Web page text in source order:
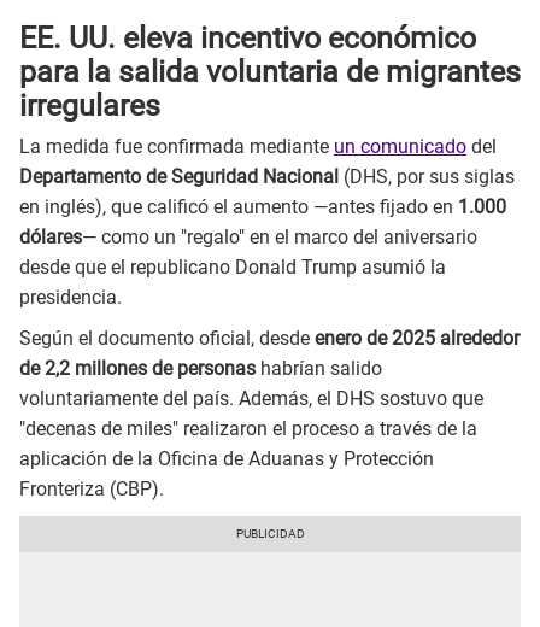
EE. UU. eleva incentivo económico
para la salida voluntaria de migrantes
irregulares
La medida fue confirmada mediante un comunicado del
Departamento de Seguridad Nacional (DHS, por sus siglas
en inglés), que calificó el aumento —antes fijado en 1.000
dólares— como un "regalo" en el marco del aniversario
desde que el republicano Donald Trump asumió la
presidencia.
Según el documento oficial, desde enero de 2025 alrededor
de 2,2 millones de personas habrían salido
voluntariamente del país. Además, el DHS sostuvo que
"decenas de miles" realizaron el proceso a través de la
aplicación de la Oficina de Aduanas y Protección
Fronteriza (CBP).